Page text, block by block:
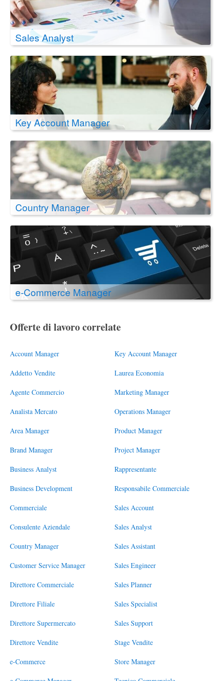
Sales Analyst
Key Account Manager
Country Manager
e-Commerce Manager
Offerte di lavoro correlate
Account Manager
Addetto Vendite
Agente Commercio
Analista Mercato
Area Manager
Brand Manager
Business Analyst
Business Development
Commerciale
Consulente Aziendale
Country Manager
Customer Service Manager
Direttore Commerciale
Direttore Filiale
Direttore Supermercato
Direttore Vendite
e-Commerce
Key Account Manager
Laurea Economia
Marketing Manager
Operations Manager
Product Manager
Project Manager
Rappresentante
Responsabile Commerciale
Sales Account
Sales Analyst
Sales Assistant
Sales Engineer
Sales Planner
Sales Specialist
Sales Support
Stage Vendite
Store Manager